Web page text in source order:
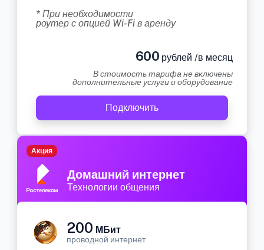
* При необходимости
роутер с опцией Wi-Fi в аренду
600 рублей /в месяц
В стоимость тарифа не включены
дополнительные услуги и оборудование
Подключить
Домашний интернет
Технологии общения
Акция
200 МБит
проводной интернет